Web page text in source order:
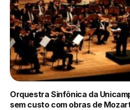
Orquestra Sinfônica da
sem custo com obras de